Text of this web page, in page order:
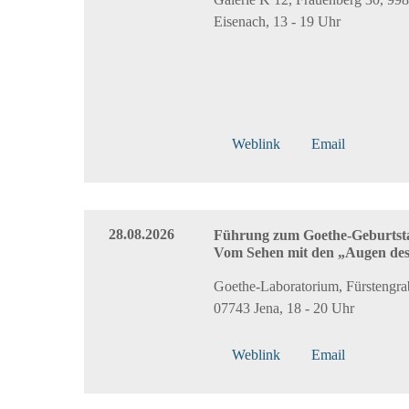
Eisenach, 13 - 19 Uhr
Weblink Email
28.08.2026
Führung zum Goethe-
Vom Sehen mit den „Augen
Goethe-Laboratorium,
07743 Jena, 18 - 20 Uhr
Weblink Email